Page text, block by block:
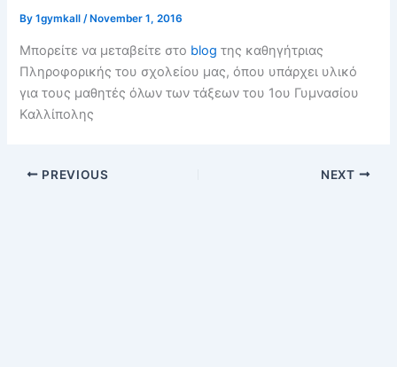
By1gymkall/ November 1, 2016
Μπορείτε να μεταβείτε στο blog της καθηγήτριας
Πληροφορικής του σχολείου μας, όπου υπάρχει υλικό
για τους μαθητές όλων των τάξεων του 1ου Γυμνασίου
Καλλίπολης
PREVIOUS NEXT